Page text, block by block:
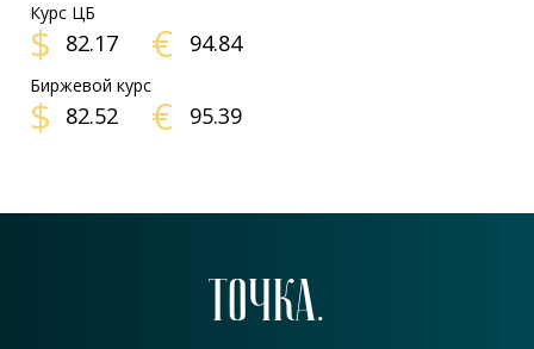
Курс ЦБ
$ 82.17 € 94.84
Биржевой курс
$ 82.52 € 95.39
ТОЧКА.